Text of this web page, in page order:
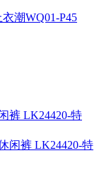
潮WQ01-P45
闲裤 LK24420-特